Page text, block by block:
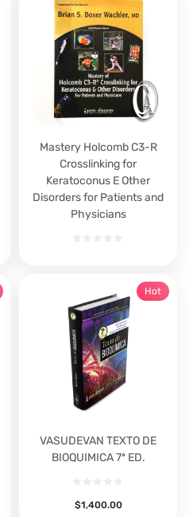
Mastery Holcomb C3-R
Crosslinking for
Keratoconus E Other
Disorders for Patients and
Physicians
VASUDEVAN TEXTO DE
BIOQUIMICA 7ª ED.
$1,400.00
Hot